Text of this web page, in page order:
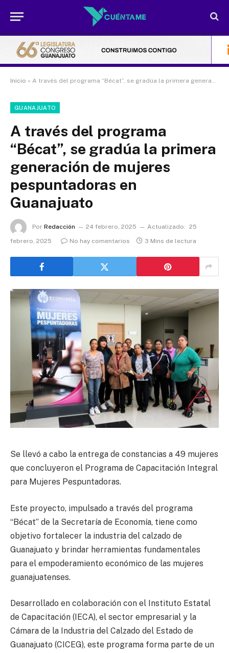
Inicio » A través del programa “Bécat”, se gradúa la primera generación de mujeres pespuntadoras en Guanajuato
GUANAJUATO
A través del programa
“Bécat”, se gradúa la primera
generación de mujeres
pespuntadoras en
Guanajuato
Por Redacción 24 febrero, 2025 Actualizado: 25
febrero, 2025
No hay comentarios 3 Mins de lectura
Se llevó a cabo la entrega de constancias a 49 mujeres
que concluyeron el Programa de Capacitación Integral
para Mujeres Pespuntadoras.
Este proyecto, impulsado a través del programa
“Bécat” de la Secretaría de Economía, tiene como
objetivo fortalecer la industria del calzado de
Guanajuato y brindar herramientas fundamentales
para el empoderamiento económico de las mujeres
guanajuatenses.
Desarrollado en colaboración con el Instituto Estatal
de Capacitación (IECA), el sector empresarial y la
Cámara de la Industria del Calzado del Estado de
Guanajuato (CICEG), este programa forma parte de un